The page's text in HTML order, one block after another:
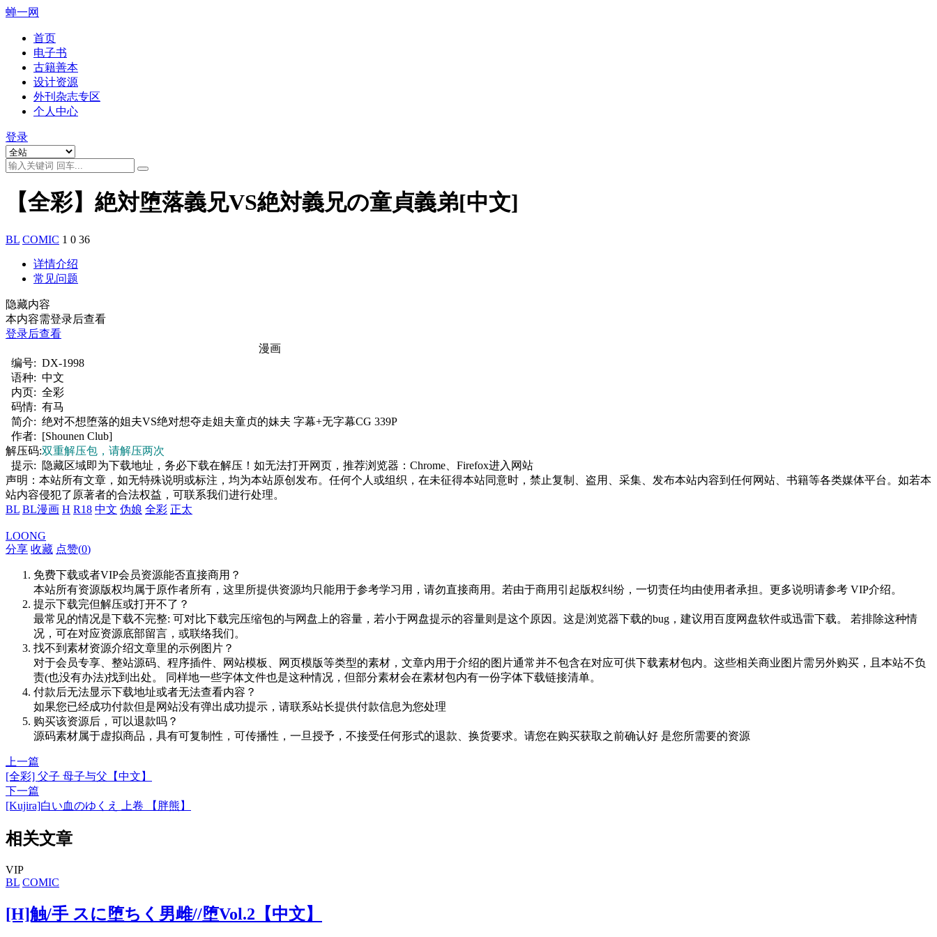
蝉一网
首页
电子书
古籍善本
设计资源
外刊杂志专区
个人中心
登录
【全彩】絶対堕落義兄VS絶対義兄の童貞義弟[中文]
BL COMIC 1 0 36
详情介绍
常见问题
隐藏内容
本内容需登录后查看
登录后查看
漫画
编号: DX-1998
语种: 中文
内页: 全彩
码情: 有马
简介: 绝对不想堕落的姐夫VS绝对想夺走姐夫童贞的妹夫 字幕+无字幕CG 339P
作者: [Shounen Club]
解压码:双重解压包，请解压两次
提示:
隐藏区域即为下载地址，务必下载在解压！如无法打开网页，推荐浏览器：Chrome、Firefox进入网站
声明：本站所有文章，如无特殊说明或标注，均为本站原创发布。任何个人或组织，在未征得本站同意时，禁止复制、盗用、采集、发布本站内容到任何网站、书籍等各类媒体平台。如若本
站内容侵犯了原著者的合法权益，可联系我们进行处理。
BL BL漫画 H R18 中文 伪娘 全彩 正太
LOONG
分享 收藏 点赞(0)
免费下载或者VIP会员资源能否直接商用？
本站所有资源版权均属于原作者所有，这里所提供资源均只能用于参考学习用，请勿直接商用。若由于商用引起版权纠纷，一切责任均由使用者承担。更多说明请参考 VIP介绍。
提示下载完但解压或打开不了？
最常见的情况是下载不完整: 可对比下载完压缩包的与网盘上的容量，若小于网盘提示的容量则是这个原因。这是浏览器下载的bug，建议用百度网盘软件或迅雷下载。 若排除这种情
况，可在对应资源底部留言，或联络我们。
找不到素材资源介绍文章里的示例图片？
对于会员专享、整站源码、程序插件、网站模板、网页模版等类型的素材，文章内用于介绍的图片通常并不包含在对应可供下载素材包内。这些相关商业图片需另外购买，且本站不负
责(也没有办法)找到出处。 同样地一些字体文件也是这种情况，但部分素材会在素材包内有一份字体下载链接清单。
付款后无法显示下载地址或者无法查看内容？
如果您已经成功付款但是网站没有弹出成功提示，请联系站长提供付款信息为您处理
购买该资源后，可以退款吗？
源码素材属于虚拟商品，具有可复制性，可传播性，一旦授予，不接受任何形式的退款、换货要求。请您在购买获取之前确认好 是您所需要的资源
上一篇
[全彩] 父子 母子与父【中文】
下一篇
[Kujira]白い血のゆくえ 上卷 【胖熊】
相关文章
VIP
BL COMIC
[H]触/手 スに堕ちく男雌//堕Vol.2【中文】